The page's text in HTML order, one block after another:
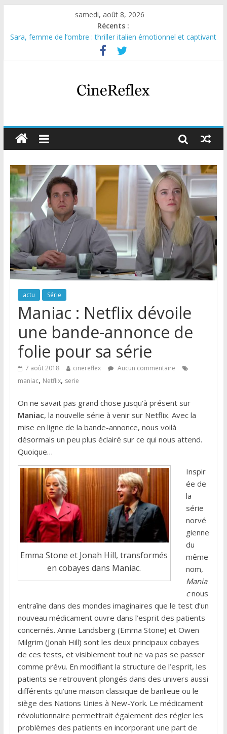
samedi, août 8, 2026
Récents :
Sara, femme de l’ombre : thriller italien émotionnel et captivant
Journal d’une fille larguée : nouvelle série suédoise sur Netflix
Aema : mini-série sur le tournage d’un film érotique devenu
Glass Heart : excellente série musicale avec Takeru Satō
Olympo, saison 1 : nouvelle série qui séduira les fans de
actu Série
Maniac : Netflix dévoile
une bande-annonce de
folie pour sa série
7 août 2018 cinereflex
Aucun commentaire
maniac, Netflix, serie
On ne savait pas grand chose jusqu’à présent sur
Maniac, la nouvelle série à venir sur Netflix. Avec la
mise en ligne de la bande-annonce, nous voilà
désormais un peu plus éclairé sur ce qui nous attend.
Quoique…
Emma Stone et Jonah Hill, transformés
en cobayes dans Maniac.
Inspir
ée de
la
série
norvé
gienne
du
même
nom,
Mania
cnous
entraîne dans des mondes imaginaires que le test d’un
nouveau médicament ouvre dans l’esprit des patients
concernés. Annie Landsberg (Emma Stone) et Owen
Milgrim (Jonah Hill) sont les deux principaux cobayes
de ces tests, et visiblement tout ne va pas se passer
comme prévu. En modifiant la structure de l’esprit, les
patients se retrouvent plongés dans des univers aussi
différents qu’une maison classique de banlieue ou le
siège des Nations Unies à New-York. Le médicament
révolutionnaire permettrait également des régler les
problèmes des patients en incorporant une part de